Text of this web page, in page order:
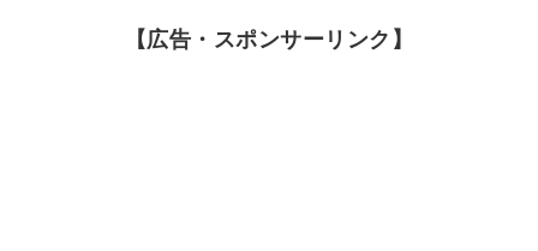
【広告・スポンサーリンク】